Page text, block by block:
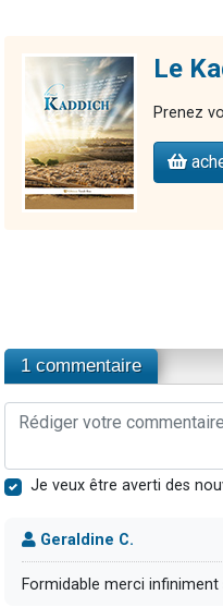
Le
Prenez
1 commentaire
Je veux être averti des
Geraldine C.
Formidable merci